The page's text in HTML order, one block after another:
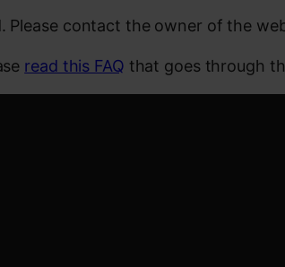
Please contact the owner of the
read this FAQ that goes through